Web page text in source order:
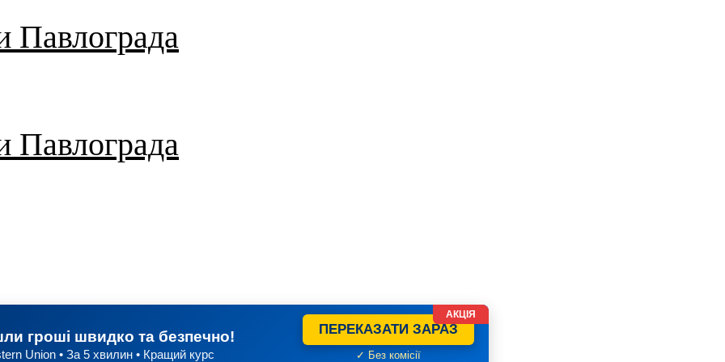
Павлограда
Павлограда
гроші швидко та безпечно!
Union • За 5 хвилин • Кращий курс
ПЕРЕКАЗАТИ ЗАРАЗ
✓ Без комісії
АКЦІЯ